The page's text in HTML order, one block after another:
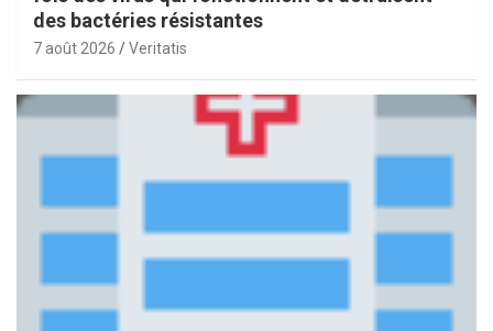
des bactéries résistantes
7 août 2026 Veritatis